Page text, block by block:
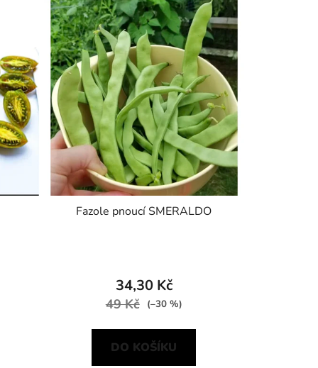
Fazole pnoucí SMERALDO
34,30 Kč
49 Kč (–30 %)
DO KOŠÍKU